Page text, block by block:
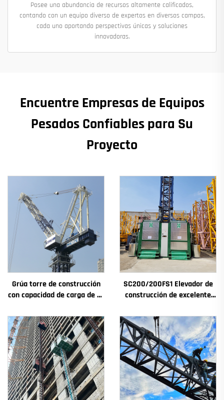
Posee una abundancia de recursos altamente calificados,
contando con un equipo diverso de expertos en diversos campos,
cada uno aportando perspectivas únicas y soluciones
innovadoras.
Encuentre Empresas de Equipos
Pesados Confiables para Su
Proyecto
Grúa torre de construcción
con capacidad de carga de 4t
principales: caja de
engranajes, motor de
engranaje, rodamiento
SC200/200FS1 Elevador de
construcción de excelente
pozos de ascensores,
destinado a Argelia